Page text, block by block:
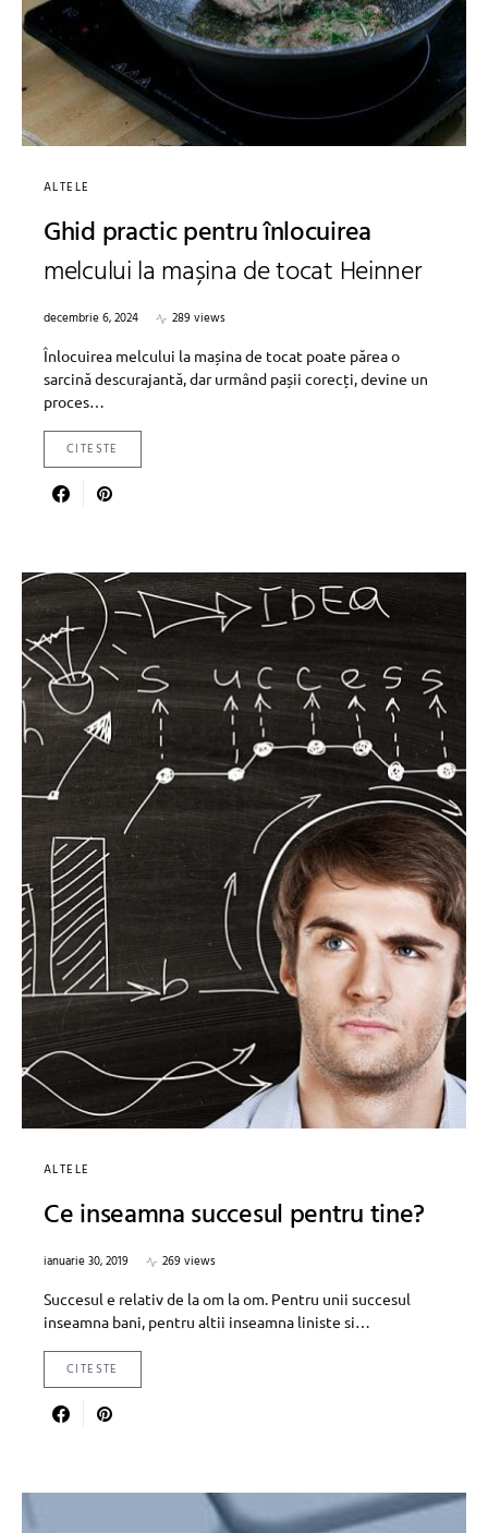
ALTELE
Ghid practic pentru înlocuirea
melcului la mașina de tocat Heinner
decembrie 6, 2024
289 views
Înlocuirea melcului la mașina de tocat poate părea o
sarcină descurajantă, dar urmând pașii corecți, devine un
proces…
CITESTE
ALTELE
Ce inseamna succesul pentru tine?
ianuarie 30, 2019
269 views
Succesul e relativ de la om la om. Pentru unii succesul
inseamna bani, pentru altii inseamna liniste si…
CITESTE